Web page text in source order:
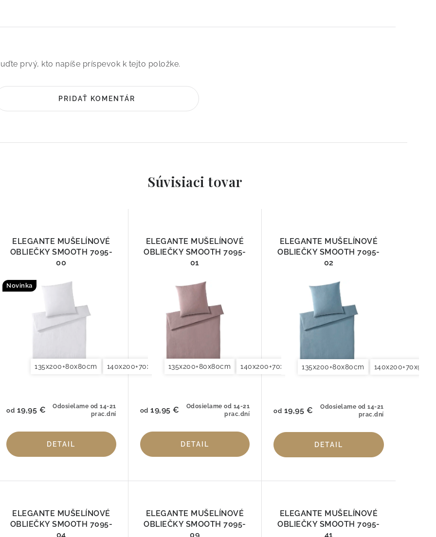
prvý, kto napíše príspevok k tejto položke.
PRIDAŤ KOMENTÁR
Súvisiaci tovar
ELEGANTE MUŠELÍNOVÉ
OBLIEČKY SMOOTH 7095-
00
Novinka
135x200+80x80cm 140x200+70x90cm 140x220+70x90cm 155x200+80x80cm 200x200+2x70x90cm
Odosielame od 14-21
prac.dní
od 19,95 €
DETAIL
ELEGANTE MUŠELÍNOVÉ
OBLIEČKY SMOOTH 7095-
01
135x200+80x80cm 140x200+70x90cm 140x220+70x90cm
Odosielame od 14-21
prac.dní
od 19,95 €
DETAIL
ELEGANTE MUŠELÍNOVÉ
OBLIEČKY SMOOTH 7095-
02
135x200+80x80cm
Odosielame od 14-21
prac.dní
od 19,95 €
DETAIL
ELEGANTE MUŠELÍNOVÉ
OBLIEČKY SMOOTH 7095-
04
ELEGANTE MUŠELÍNOVÉ
OBLIEČKY SMOOTH 7095-
09
ELEGANTE MUŠELÍNOVÉ
OBLIEČKY SMOOTH 7095-
41